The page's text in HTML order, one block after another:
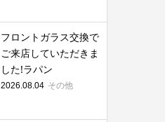
フロントガラス交換で
ご来店していただきま
した!ラパン
2026.08.04 その他